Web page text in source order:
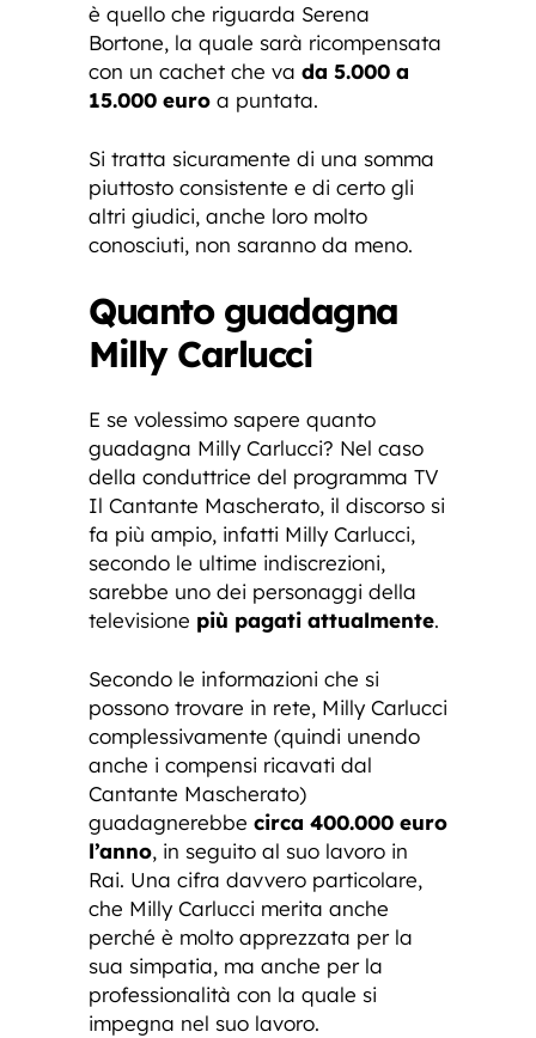
è quello che riguarda Serena
Bortone, la quale sarà ricompensata
con un cachet che va da 5.000 a
15.000 euro a puntata.
Si tratta sicuramente di una somma
piuttosto consistente e di certo gli
altri giudici, anche loro molto
conosciuti, non saranno da meno.
Quanto guadagna
Milly Carlucci
E se volessimo sapere quanto
guadagna Milly Carlucci? Nel caso
della conduttrice del programma TV
Il Cantante Mascherato, il discorso si
fa più ampio, infatti Milly Carlucci,
secondo le ultime indiscrezioni,
sarebbe uno dei personaggi della
televisione più pagati attualmente.
Secondo le informazioni che si
possono trovare in rete, Milly Carlucci
complessivamente (quindi unendo
anche i compensi ricavati dal
Cantante Mascherato)
guadagnerebbe circa 400.000 euro
l’anno, in seguito al suo lavoro in
Rai. Una cifra davvero particolare,
che Milly Carlucci merita anche
perché è molto apprezzata per la
sua simpatia, ma anche per la
professionalità con la quale si
impegna nel suo lavoro.